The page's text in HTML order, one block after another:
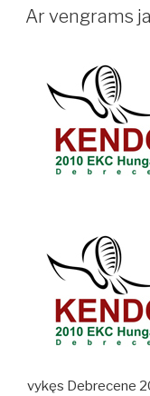
Ar vengrams
vykęs Debrecene